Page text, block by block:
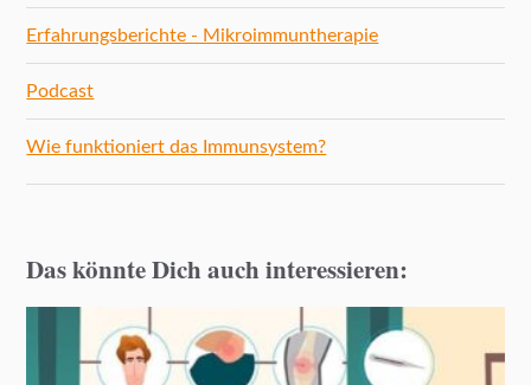
Erfahrungsberichte - Mikroimmuntherapie
Podcast
Wie funktioniert das Immunsystem?
Das könnte Dich auch interessieren: